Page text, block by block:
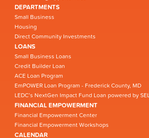
DEPARTMENTS
Small Business
Housing
Direct Community Investments
LOANS
Small Business Loans
Credit Builder Loan
ACE Loan Program
EmPOWER Loan Program - Frederick County, MD
LEDC’s NextGen Impact Fund Loan powered by
FINANCIAL EMPOWERMENT
Financial Empowerment Center
Financial Empowerment Workshops
CALENDAR